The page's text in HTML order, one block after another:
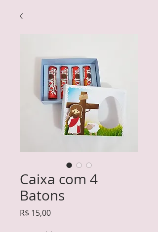
Caixa com 4
Batons
R$ 15,00Preço